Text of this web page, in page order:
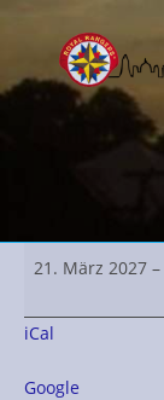
springen
Osterfahrt
21. März 2027 –
iCal
Google